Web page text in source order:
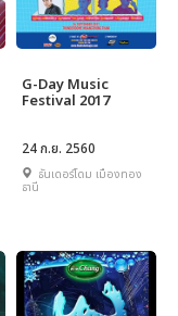
G-Day Music
Festival 2017
24 ก.ย. 2560
ธันเดอร์โดม เมืองทอง
ธานี